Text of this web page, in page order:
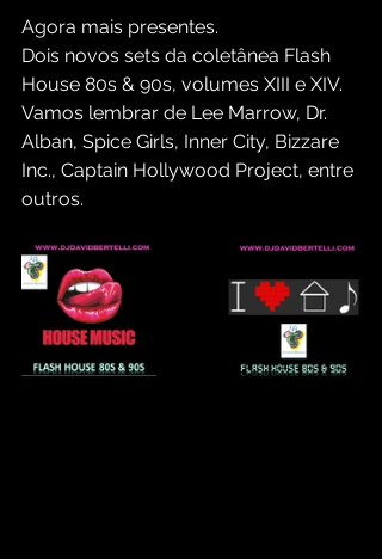
Agora mais presentes.
Dois novos sets da coletânea Flash
House 80s & 90s, volumes XIII e XIV.
Vamos lembrar de Lee Marrow, Dr.
Alban, Spice Girls, Inner City, Bizzare
Inc., Captain Hollywood Project, entre
outros.